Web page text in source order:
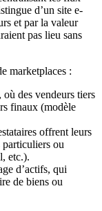
d’un site e-
et par la valeur
pas lieu sans
marketplaces :
des vendeurs tiers
finaux (modèle
offrent leurs
particuliers ou
etc.).
d’actifs, qui
de biens ou